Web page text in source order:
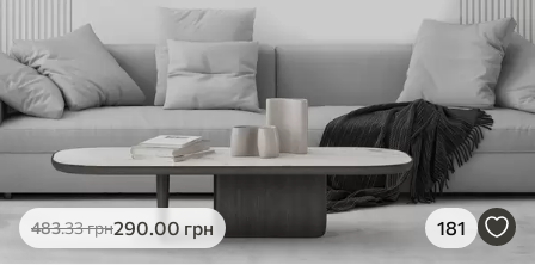
Яскраві, насичені кольори
✓ Стійкість до вицвітання
✓Безпечне чорнило без запаху
✓Поверхня з текстурою полотна
✗ Екологічний матеріал
Еко-Преміум
.00грн
483.33грн290.00 грн 181